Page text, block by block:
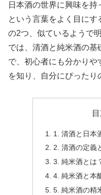
日本酒の世界に興味を持
という言葉をよく目にす
の2つ、似ているようで
では、清酒と純米酒の基
で、初心者にも分かりや
を知り、自分にぴったり
1. 清酒と日本
2. 清酒の定義
3. 純米酒とは
4. 純米酒と本
5. 純米酒の精